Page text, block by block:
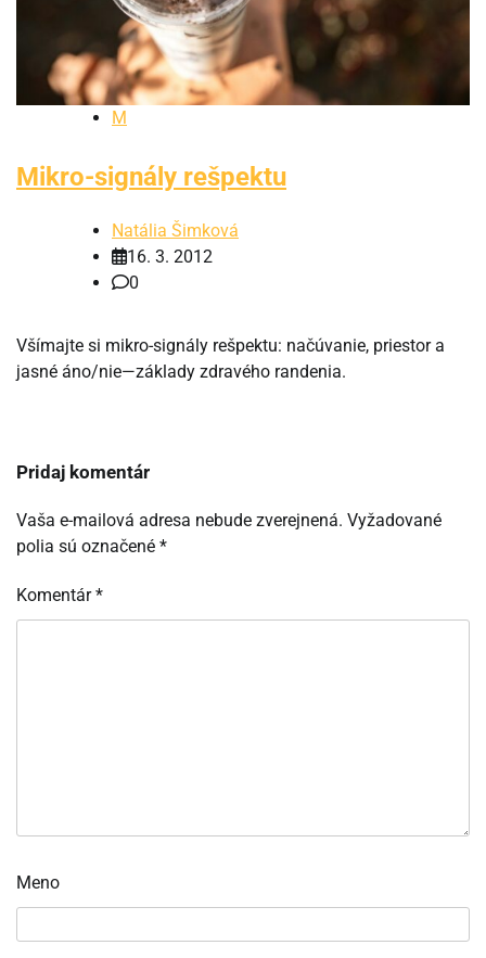
M
Mikro-signály rešpektu
Natália Šimková
16. 3. 2012
0
Všímajte si mikro-signály rešpektu: načúvanie, priestor a
jasné áno/nie—základy zdravého randenia.
Pridaj komentár
Vaša e-mailová adresa nebude zverejnená. Vyžadované
polia sú označené *
Komentár*
Meno